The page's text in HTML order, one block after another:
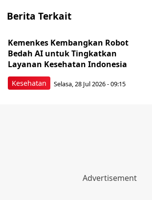
Berita Terkait
Kesehatan
Kemenkes Kembangkan Robot
Bedah AI untuk Tingkatkan
Layanan Kesehatan Indonesia
Selasa, 28 Jul 2026 - 09:15